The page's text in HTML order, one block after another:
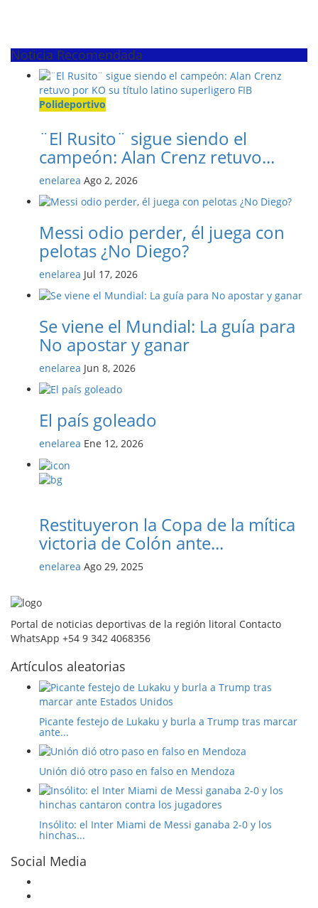
Noticia Recomendada
Polideportivo
¨El Rusito¨ sigue siendo el
campeón: Alan Crenz retuvo...
enelarea Ago 2, 2026
Messi odio perder, él juega con
pelotas ¿No Diego?
enelarea Jul 17, 2026
Se viene el Mundial: La guía para
No apostar y ganar
enelarea Jun 8, 2026
El país goleado
enelarea Ene 12, 2026
Restituyeron la Copa de la mítica
victoria de Colón ante...
enelarea Ago 29, 2025
Portal de noticias deportivas de la región litoral Contacto
WhatsApp +54 9 342 4068356
Artículos aleatorias
Picante festejo de Lukaku y burla a Trump tras marcar
ante...
Unión dió otro paso en falso en Mendoza
Insólito: el Inter Miami de Messi ganaba 2-0 y los
hinchas...
Social Media